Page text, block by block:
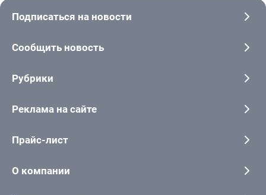
Подписаться на новости
Сообщить новость
Рубрики
Реклама на сайте
Прайс-лист
О компании